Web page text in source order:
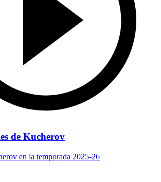
de Kucherov
en la temporada 2025-26